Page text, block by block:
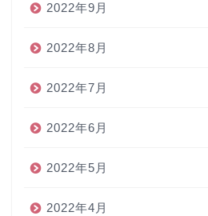
2022年9月
2022年8月
2022年7月
2022年6月
2022年5月
2022年4月